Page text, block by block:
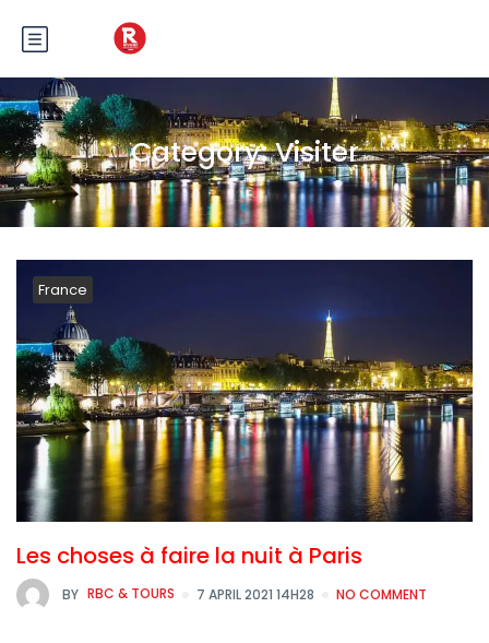
Category:Visiter
France
Les choses à faire la nuit à Paris
BY RBC & TOURS 7 APRIL 2021 14H28 NO COMMENT